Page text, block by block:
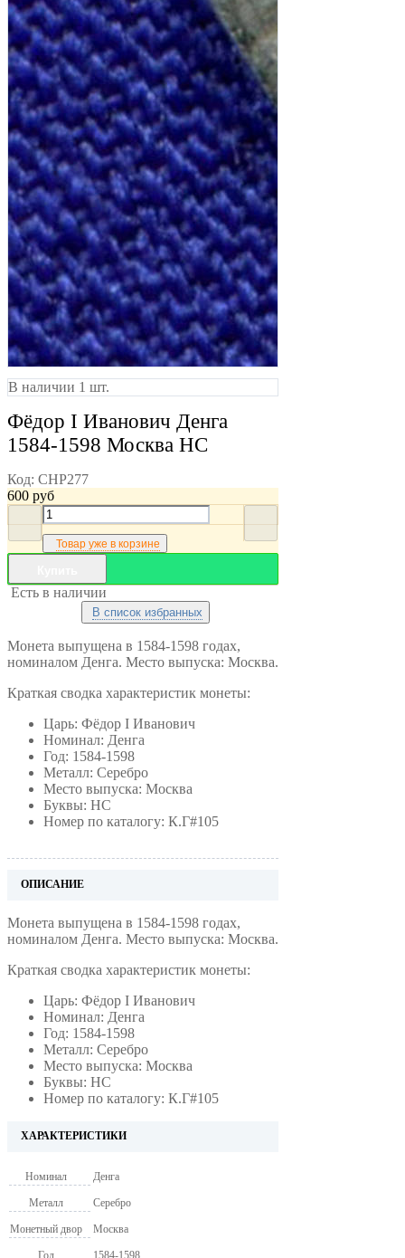
В наличии 1 шт.
Фёдор I Иванович Денга
1584-1598 Москва НС
Код: CHP277
600 руб
Товар уже в корзине
Есть в наличии
В список избранных
Монета выпущена в 1584-1598 годах,
номиналом Денга. Место выпуска: Москва.
Краткая сводка характеристик монеты:
Царь: Фёдор I Иванович
Номинал: Денга
Год: 1584-1598
Металл: Серебро
Место выпуска: Москва
Буквы: НС
Номер по каталогу: К.Г#105
ОПИСАНИЕ
Монета выпущена в 1584-1598 годах,
номиналом Денга. Место выпуска: Москва.
Краткая сводка характеристик монеты:
Царь: Фёдор I Иванович
Номинал: Денга
Год: 1584-1598
Металл: Серебро
Место выпуска: Москва
Буквы: НС
Номер по каталогу: К.Г#105
ХАРАКТЕРИСТИКИ
Номинал Денга
Металл Серебро
Монетный двор Москва
Год 1584-1598